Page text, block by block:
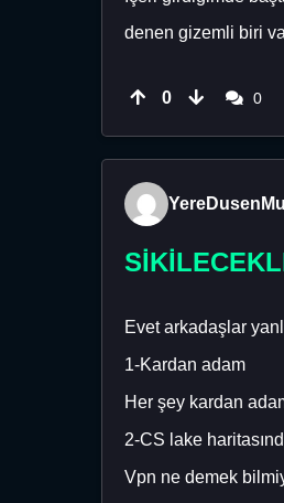
denen gizemli biri
0 0
Evet arkadaşlar
1-Kardan adam
Her şey kardan
2-CS lake
Vpn ne demek